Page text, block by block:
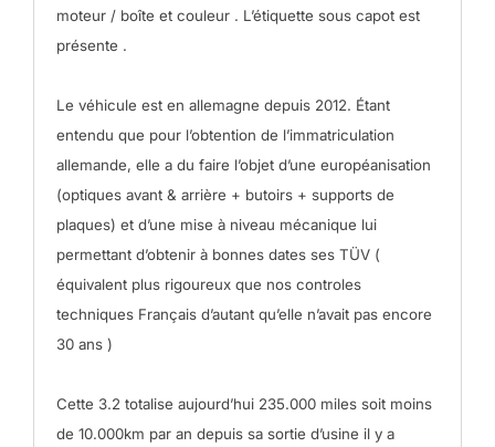
moteur / boîte et couleur . L’étiquette sous capot est
présente .
Le véhicule est en allemagne depuis 2012. Étant
entendu que pour l’obtention de l’immatriculation
allemande, elle a du faire l’objet d’une européanisation
(optiques avant & arrière + butoirs + supports de
plaques) et d’une mise à niveau mécanique lui
permettant d’obtenir à bonnes dates ses TÜV (
équivalent plus rigoureux que nos controles
techniques Français d’autant qu’elle n’avait pas encore
30 ans )
Cette 3.2 totalise aujourd’hui 235.000 miles soit moins
de 10.000km par an depuis sa sortie d’usine il y a